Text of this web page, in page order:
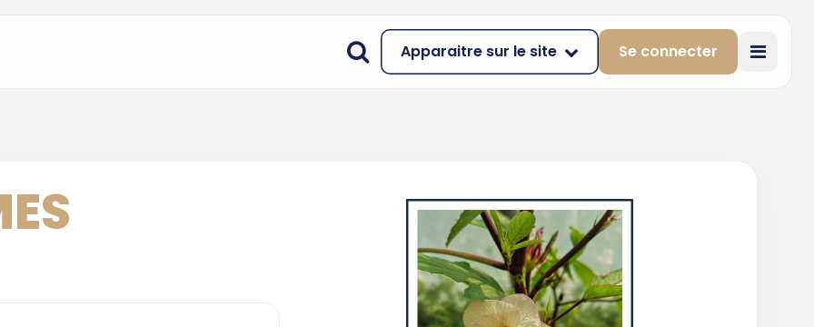
Apparaitre sur le site Se connecter